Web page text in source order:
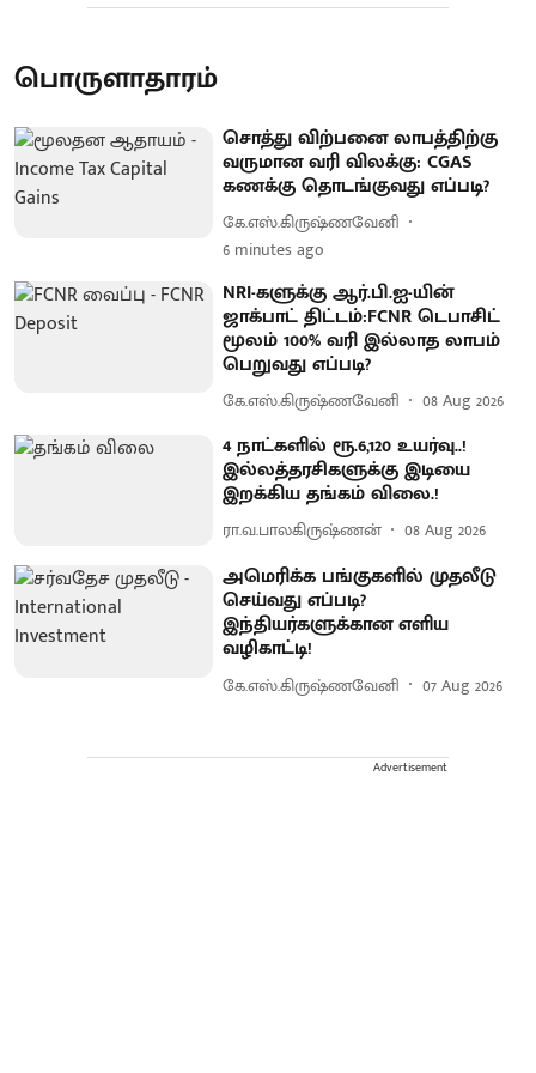
பொருளாதாரம்
சொத்து விற்பனை லாபத்திற்கு
வருமான வரி விலக்கு: CGAS
கணக்கு தொடங்குவது எப்படி?
கே.எஸ்.கிருஷ்ணவேனி
6 minutes ago
NRI-களுக்கு ஆர்.பி.ஐ-யின்
ஜாக்பாட் திட்டம்:FCNR டெபாசிட்
மூலம் 100% வரி இல்லாத லாபம்
பெறுவது எப்படி?
கே.எஸ்.கிருஷ்ணவேனி 08 Aug 2026
4 நாட்களில் ரூ.6,120 உயர்வு..!
இல்லத்தரசிகளுக்கு இடியை
இறக்கிய தங்கம் விலை.!
ரா.வ.பாலகிருஷ்ணன் 08 Aug 2026
அமெரிக்க பங்குகளில் முதலீடு
செய்வது எப்படி?
இந்தியர்களுக்கான எளிய
வழிகாட்டி!
கே.எஸ்.கிருஷ்ணவேனி 07 Aug 2026
Advertisement